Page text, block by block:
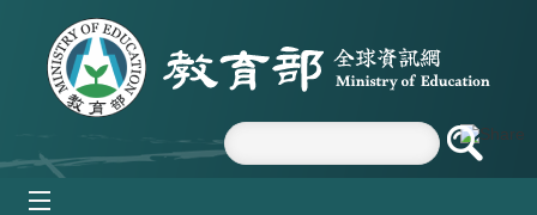
跳到主要內容區塊